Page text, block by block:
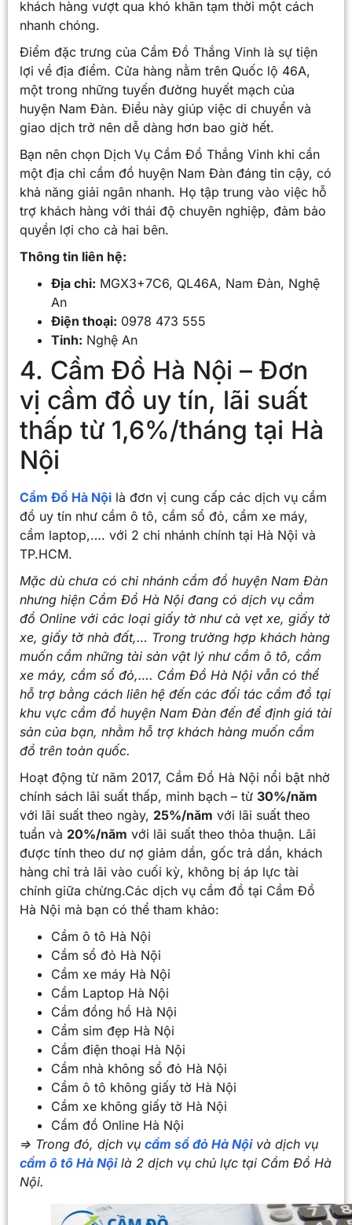
khách hàng vượt qua khó khăn tạm thời một cách
nhanh chóng.
Điểm đặc trưng của Cầm Đồ Thắng Vinh là sự tiện
lợi về địa điểm. Cửa hàng nằm trên Quốc lộ 46A,
một trong những tuyến đường huyết mạch của
huyện Nam Đàn. Điều này giúp việc di chuyển và
giao dịch trở nên dễ dàng hơn bao giờ hết.
Bạn nên chọn Dịch Vụ Cầm Đồ Thắng Vinh khi cần
một địa chỉ cầm đồ huyện Nam Đàn đáng tin cậy, có
khả năng giải ngân nhanh. Họ tập trung vào việc hỗ
trợ khách hàng với thái độ chuyên nghiệp, đảm bảo
quyền lợi cho cả hai bên.
Thông tin liên hệ:
Địa chỉ: MGX3+7C6, QL46A, Nam Đàn, Nghệ
An
Điện thoại: 0978 473 555
Tỉnh: Nghệ An
4. Cầm Đồ Hà Nội – Đơn
vị cầm đồ uy tín, lãi suất
thấp từ 1,6%/tháng tại Hà
Nội
Cầm Đồ Hà Nội là đơn vị cung cấp các dịch vụ cầm
đồ uy tín như cầm ô tô, cầm sổ đỏ, cầm xe máy,
cầm laptop,…. với 2 chi nhánh chính tại Hà Nội và
TP.HCM.
Mặc dù chưa có chi nhánh cầm đồ huyện Nam Đàn
nhưng hiện Cầm Đồ Hà Nội đang có dịch vụ cầm
đồ Online với các loại giấy tờ như cà vẹt xe, giấy tờ
xe, giấy tờ nhà đất,… Trong trường hợp khách hàng
muốn cầm những tài sản vật lý như cầm ô tô, cầm
xe máy, cầm sổ đỏ,…. Cầm Đồ Hà Nội vẫn có thể
hỗ trợ bằng cách liên hệ đến các đối tác cầm đồ tại
khu vực cầm đồ huyện Nam Đàn đến để định giá tài
sản của bạn, nhằm hỗ trợ khách hàng muốn cầm
đồ trên toàn quốc.
Hoạt động từ năm 2017, Cầm Đồ Hà Nội nổi bật nhờ
chính sách lãi suất thấp, minh bạch – từ 30%/năm
với lãi suất theo ngày, 25%/năm với lãi suất theo
tuần và 20%/năm với lãi suất theo thỏa thuận. Lãi
được tính theo dư nợ giảm dần, gốc trả dần, khách
hàng chỉ trả lãi vào cuối kỳ, không bị áp lực tài
chính giữa chừng.Các dịch vụ cầm đồ tại Cầm Đồ
Hà Nội mà bạn có thể tham khảo:
Cầm ô tô Hà Nội
Cầm sổ đỏ Hà Nội
Cầm xe máy Hà Nội
Cầm Laptop Hà Nội
Cầm đồng hồ Hà Nội
Cầm sim đẹp Hà Nội
Cầm điện thoại Hà Nội
Cầm nhà không sổ đỏ Hà Nội
Cầm ô tô không giấy tờ Hà Nội
Cầm xe không giấy tờ Hà Nội
Cầm đồ Online Hà Nội
=> Trong đó, dịch vụ cầm sổ đỏ Hà Nộivà dịch vụ
cầm ô tô Hà Nộilà 2 dịch vụ chủ lực tại Cầm Đồ Hà
Nội.